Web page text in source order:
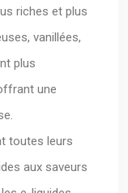
riches et plus
vanillées,
plus
une
toutes leurs
aux saveurs